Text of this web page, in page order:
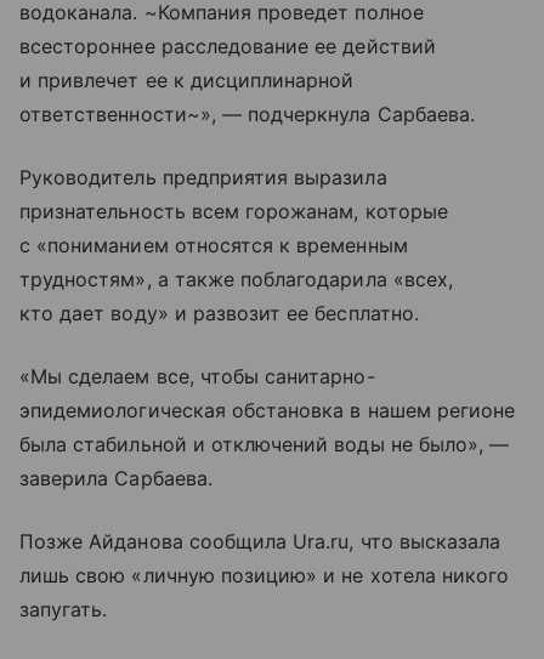
водоканала. ~Компания проведет полное
всестороннее расследование ее действий
и привлечет ее к дисциплинарной
ответственности~», — подчеркнула Сарбаева.
Руководитель предприятия выразила
признательность всем горожанам, которые
с «пониманием относятся к временным
трудностям», а также поблагодарила «всех,
кто дает воду» и развозит ее бесплатно.
«Мы сделаем все, чтобы санитарно-
эпидемиологическая обстановка в нашем регионе
была стабильной и отключений воды не было», —
заверила Сарбаева.
Позже Айданова сообщила Ura.ru, что высказала
лишь свою «личную позицию» и не хотела никого
запугать.